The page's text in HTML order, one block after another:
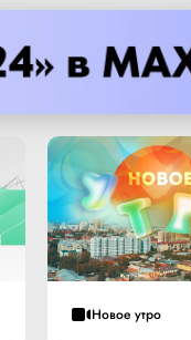
Новое утро